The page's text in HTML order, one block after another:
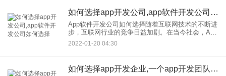
如何选择app开发公司,app软件开发公司如何选择
App软件开发公司如何选择随着互联网技术的不断进
步，互联网行业的竞争日益加剧。在当今社会，App
显然已经成为企业与客户沟通的重要工具之一。如
何选择一个可靠的应用，外包，开发和公司？让我
2022-01-20 04:30
如何选择app开发企业,一个app开发团队包括